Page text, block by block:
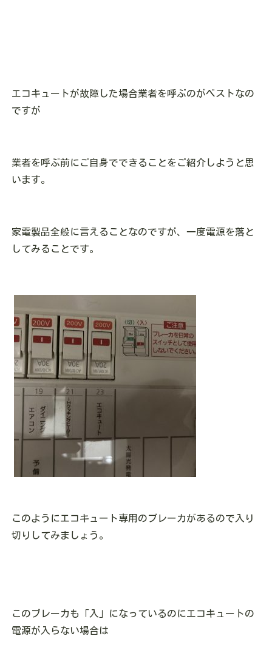
エコキュートが故障した場合業者を呼ぶのがベストなの
ですが
業者を呼ぶ前にご自身でできることをご紹介しようと思
います。
家電製品全般に言えることなのですが、一度電源を落と
してみることです。
このようにエコキュート専用のブレーカがあるので入り
切りしてみましょう。
このブレーカも「入」になっているのにエコキュートの
電源が入らない場合は